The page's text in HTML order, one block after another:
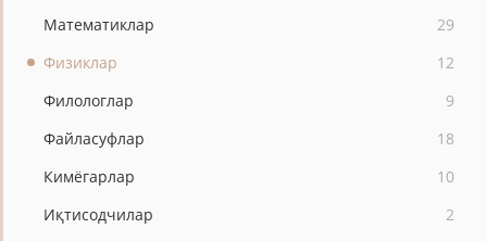
Математиклар
29
Физиклар
12
Филологлар
9
Файласуфлар
18
Кимёгарлар
10
Иқтисодчилар
2